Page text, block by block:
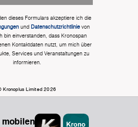
dieses Formulars akzeptiere ich die
und Datenschutzrichtlinievon
bin einverstanden, dass Kronospan
Kontaktdaten nutzt, um mich über
Services und Veranstaltungen zu
informieren.
Kronoplus Limited 2026
mobilen